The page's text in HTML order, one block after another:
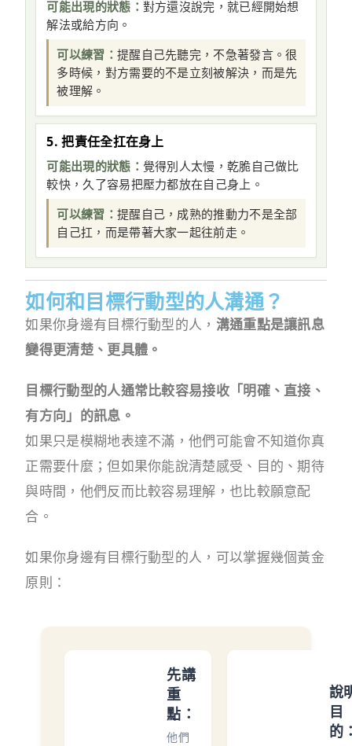
可能出現的狀態： 對方還沒說完，就已經開始想
解法或給方向。
可以練習： 提醒自己先聽完，不急著發言。很
多時候，對方需要的不是立刻被解決，而是先
被理解。
5. 把責任全扛在身上
可能出現的狀態： 覺得別人太慢，乾脆自己做比
較快，久了容易把壓力都放在自己身上。
可以練習： 提醒自己，成熟的推動力不是全部
自己扛，而是帶著大家一起往前走。
如何和目標行動型的人溝通？
如果你身邊有目標行動型的人， 溝通重點是讓訊息
變得更清楚、更具體。
目標行動型的人通常比較容易接收「明確、直接、
有方向」的訊息。
如果只是模糊地表達不滿，他們可能會不知道你真
正需要什麼；但如果你能說清楚感受、目的、期待
與時間，他們反而比較容易理解，也比較願意配
合。
如果你身邊有目標行動型的人，可以掌握幾個黃金
原則：
先講
重
點：
他們
說
目
的